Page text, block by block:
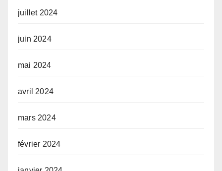
juillet 2024
juin 2024
mai 2024
avril 2024
mars 2024
février 2024